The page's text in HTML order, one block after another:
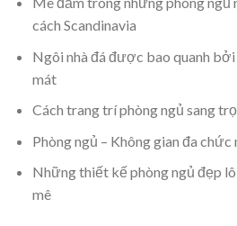
cách Scandinavia
Ngôi nhà đá được bao quanh
mát
Cách trang trí phòng ngủ sang
Phòng ngủ – Không gian đa chức
Những thiết kế phòng ngủ đẹp
mê